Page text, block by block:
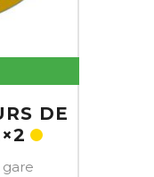
DE